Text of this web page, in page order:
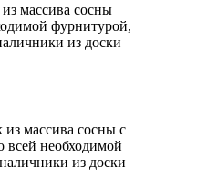
массива сосны
фурнитурой,
из доски
массива сосны с
всей необходимой
из доски